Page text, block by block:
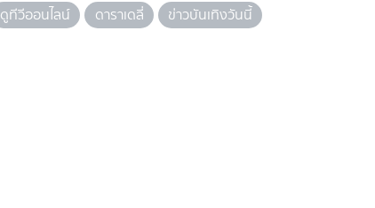
ดูทีวีออนไลน์
ดาราเดลี่ ข่าวบันเทิงวันนี้